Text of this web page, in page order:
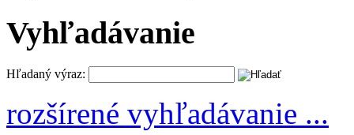
Vyhľadávanie
Hľadaný výraz:
rozšírené vyhľadávanie ...